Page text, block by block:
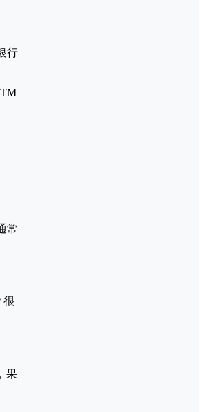
行
常
很
果